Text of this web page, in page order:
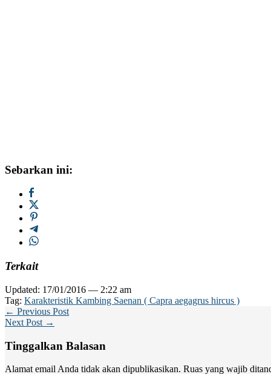
Sebarkan ini:
Terkait
Updated: 17/01/2016 — 2:22 am
Tag: Karakteristik Kambing Saenan ( Capra aegagrus hircus )
← Previous Post
Next Post →
Tinggalkan Balasan
Alamat email Anda tidak akan dipublikasikan. Ruas yang wajib